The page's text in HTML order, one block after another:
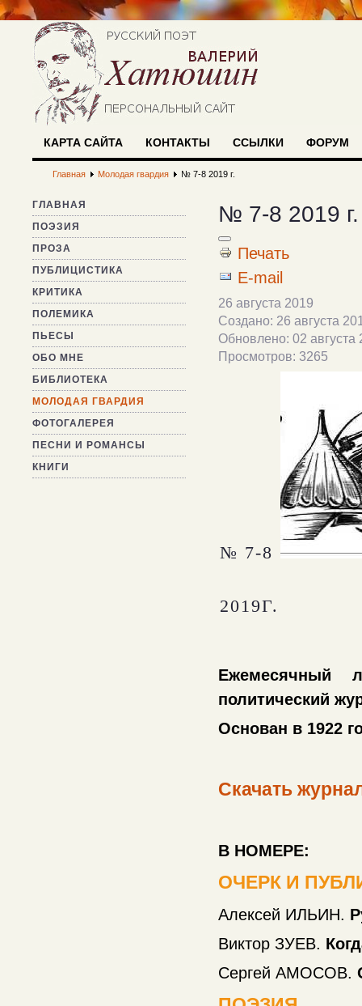
КАРТА САЙТА КОНТАКТЫ ССЫЛКИ ФОРУМ
Главная Молодая гвардия № 7-8 2019 г.
ГЛАВНАЯ
ПОЭЗИЯ
ПРОЗА
ПУБЛИЦИСТИКА
КРИТИКА
ПОЛЕМИКА
ПЬЕСЫ
ОБО МНЕ
БИБЛИОТЕКА
МОЛОДАЯ ГВАРДИЯ
ФОТОГАЛЕРЕЯ
ПЕСНИ И РОМАНСЫ
КНИГИ
№ 7-8 2019 г.
Печать
E-mail
26 августа 2019
Создано: 26 августа
Обновлено: 02 августа
Просмотров: 3265
№ 7-8
2019Г.
Ежемесячный
политический
Основан в 1922
Скачать
В НОМЕРЕ:
ОЧЕРК И
Алексей ИЛЬИН.
Виктор ЗУЕВ.
Сергей АМОСОВ.